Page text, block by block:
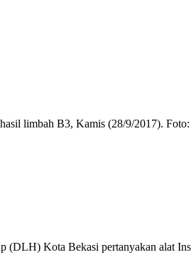
limbah B3, Kamis (28/9/2017). Foto:
Kota Bekasi pertanyakan alat